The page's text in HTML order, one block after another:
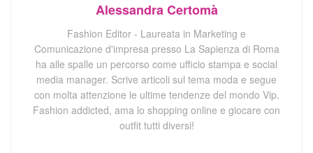
Alessandra Certomà
Fashion Editor - Laureata in Marketing e
Comunicazione d'impresa presso La Sapienza di Roma
ha alle spalle un percorso come ufficio stampa e social
media manager. Scrive articoli sul tema moda e segue
con molta attenzione le ultime tendenze del mondo Vip.
Fashion addicted, ama lo shopping online e giocare con
outfit tutti diversi!